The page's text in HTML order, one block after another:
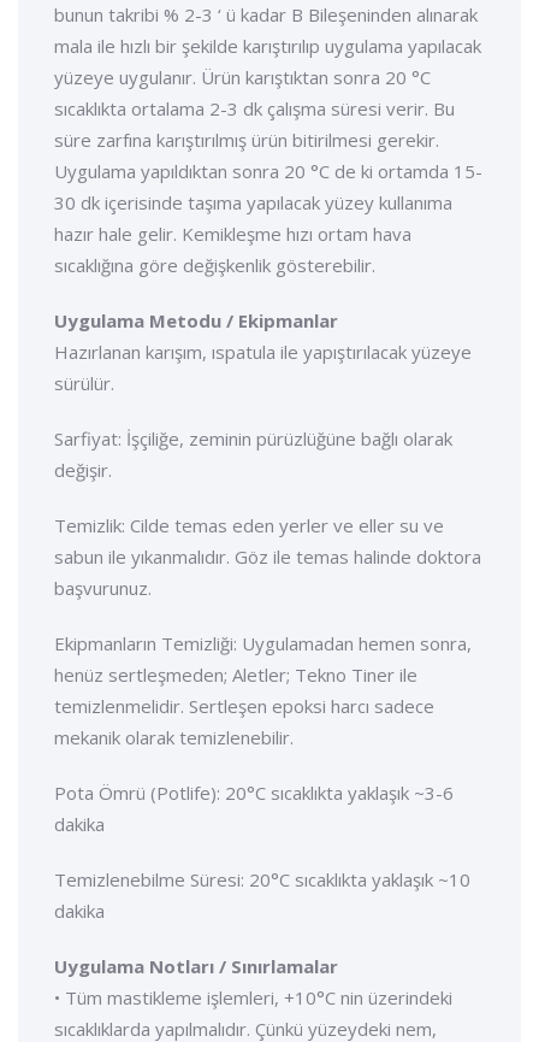
bunun takribi % 2-3 ‘ ü kadar B Bileşeninden alınarak
mala ile hızlı bir şekilde karıştırılıp uygulama yapılacak
yüzeye uygulanır. Ürün karıştıktan sonra 20 °C
sıcaklıkta ortalama 2-3 dk çalışma süresi verir. Bu
süre zarfına karıştırılmış ürün bitirilmesi gerekir.
Uygulama yapıldıktan sonra 20 °C de ki ortamda 15-
30 dk içerisinde taşıma yapılacak yüzey kullanıma
hazır hale gelir. Kemikleşme hızı ortam hava
sıcaklığına göre değişkenlik gösterebilir.
Uygulama Metodu / Ekipmanlar
Hazırlanan karışım, ıspatula ile yapıştırılacak yüzeye
sürülür.
Sarfiyat: İşçiliğe, zeminin pürüzlüğüne bağlı olarak
değişir.
Temizlik: Cilde temas eden yerler ve eller su ve
sabun ile yıkanmalıdır. Göz ile temas halinde doktora
başvurunuz.
Ekipmanların Temizliği: Uygulamadan hemen sonra,
henüz sertleşmeden; Aletler; Tekno Tiner ile
temizlenmelidir. Sertleşen epoksi harcı sadece
mekanik olarak temizlenebilir.
Pota Ömrü (Potlife): 20°C sıcaklıkta yaklaşık ~3-6
dakika
Temizlenebilme Süresi: 20°C sıcaklıkta yaklaşık ~10
dakika
Uygulama Notları / Sınırlamalar
• Tüm mastikleme işlemleri, +10°C nin üzerindeki
sıcaklıklarda yapılmalıdır. Çünkü yüzeydeki nem,